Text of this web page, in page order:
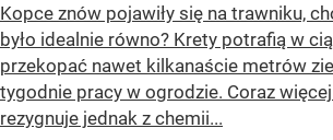
Kopce znów pojawiły się na trawniku,
było idealnie równo? Krety potrafią w
przekopać nawet kilkanaście metrów
tygodnie pracy w ogrodzie. Coraz
rezygnuje jednak z chemii...